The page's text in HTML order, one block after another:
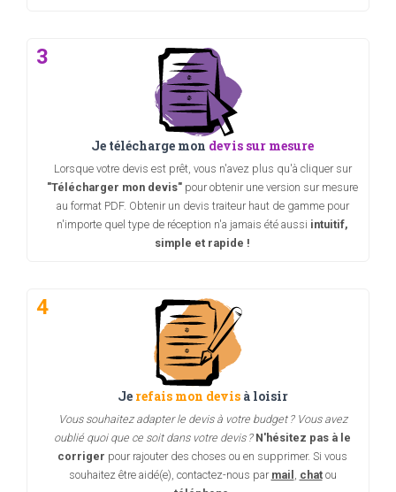
3
Je télécharge mon devis sur mesure
Lorsque votre devis est prêt, vous n'avez plus qu'à cliquer sur
"Télécharger mon devis" pour obtenir une version sur mesure
au format PDF. Obtenir un devis traiteur haut de gamme pour
n'importe quel type de réception n'a jamais été aussi intuitif,
simple et rapide !
4
Je refais mon devisà loisir
Vous souhaitez adapter le devis à votre budget ? Vous avez
oublié quoi que ce soit dans votre devis ? N'hésitez pas à le
corriger pour rajouter des choses ou en supprimer. Si vous
souhaitez être aidé(e), contactez-nous par mail chatou